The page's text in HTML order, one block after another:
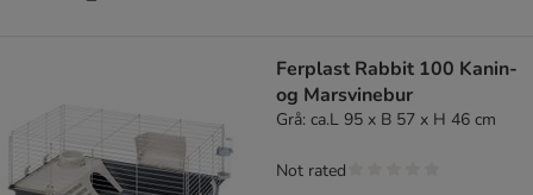
Ferplast Rabbit 100 Kanin-
og Marsvinebur
Grå: ca.L 95 x B 57 x H 46 cm
Not rated